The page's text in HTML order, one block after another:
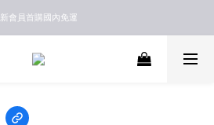
新馬港澳順豐到付配送
新會員首購國內免運
新馬港澳順豐到付配送